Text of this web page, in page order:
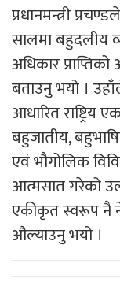
प्रधानमन्त्री
सालमा बहुदलीय
अधिकार
बताउनु भयो ।
आधारित राष्ट्रिय
बहुजातीय,
एवं भौगोलिक
आत्मसात गरेको
एकीकृत स्वरूप नै
औल्याउनु भयो ।